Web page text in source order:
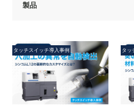
製品
タッチスイッチ導入事例 タッ